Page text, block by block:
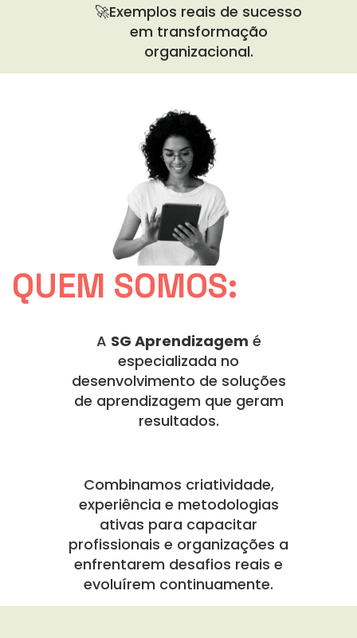
🚀Exemplos reais de sucesso
em transformação
organizacional.
QUEM SOMOS:
A SG Aprendizagem é
especializada no
desenvolvimento de soluções
de aprendizagem que geram
resultados.
Combinamos criatividade,
experiência e metodologias
ativas para capacitar
profissionais e organizações a
enfrentarem desafios reais e
evoluírem continuamente.